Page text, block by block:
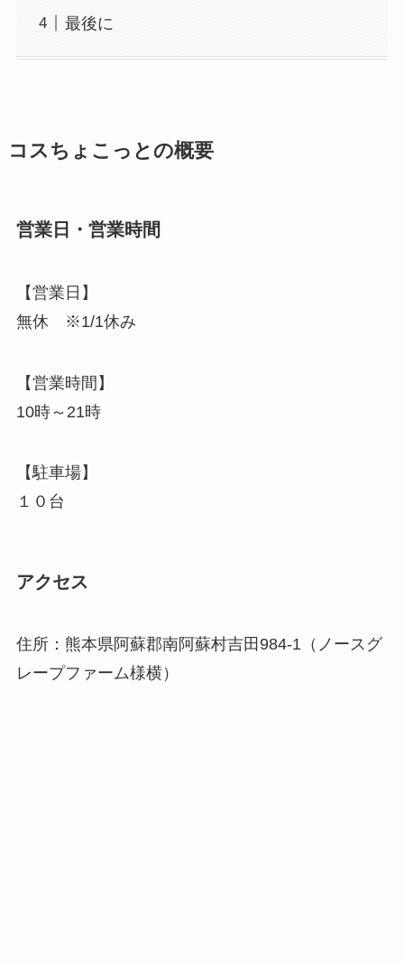
最後に
コスちょこっとの概要
営業日・営業時間
【営業日】
無休 ※1/1休み
【営業時間】
10時～21時
【駐車場】
１０台
アクセス
住所：熊本県阿蘇郡南阿蘇村吉田984-1（ノースグ
レープファーム様横）